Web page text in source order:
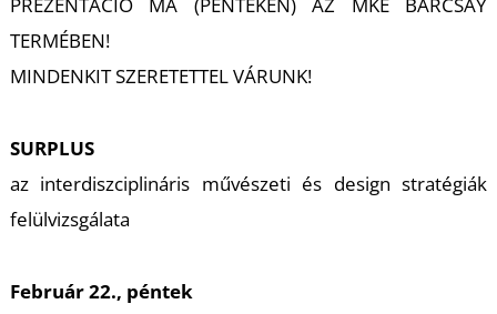
PREZENTÁCIÓ MA (PÉNTEKEN) AZ MKE BARCSAY
TERMÉBEN!
MINDENKIT SZERETETTEL VÁRUNK!
SURPLUS
az interdiszciplináris művészeti és design stratégiák
felülvizsgálata
Február 22., péntek